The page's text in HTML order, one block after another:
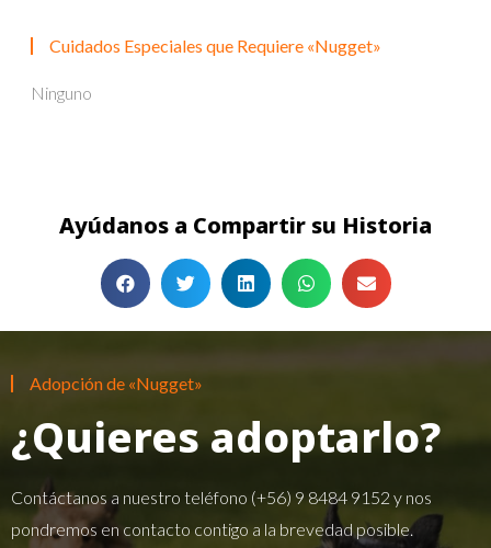
Cuidados Especiales que Requiere «Nugget»
Ninguno
Ayúdanos a Compartir su Historia
Adopción de «Nugget»
¿Quieres adoptarlo?
Contáctanos a nuestro teléfono (+56) 9 8484 9152 y nos
pondremos en contacto contigo a la brevedad posible.